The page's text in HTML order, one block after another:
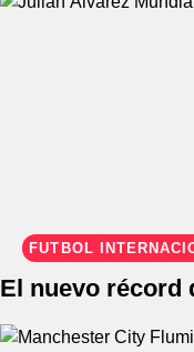
FÚTBOL
El nuevo récord